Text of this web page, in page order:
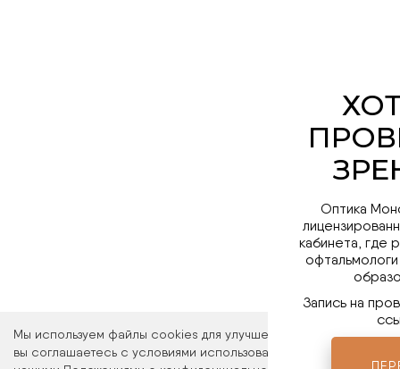
Мы используем файлы cookies для улучшения работы сайта.
вы соглашаетесь с условиями использования файлов cookies.
Оптика
кабинета, где
Запись на